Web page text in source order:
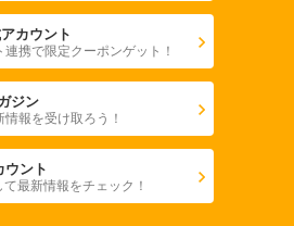
カウント
連携で限定クーポンゲット！
ジン
情報を受け取ろう！
ント
最新情報をチェック！